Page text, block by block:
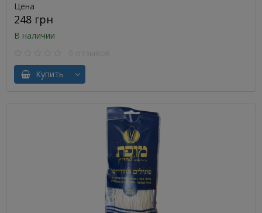
Цена
248 грн
В наличии
Купить